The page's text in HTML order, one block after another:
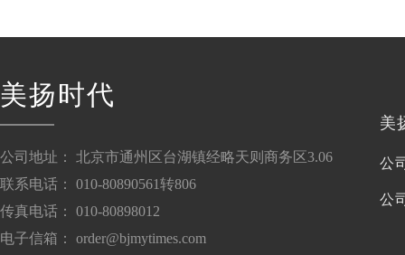
美扬时代
公司地址： 北京市通州区台湖镇经略天则商务区3.06
联系电话： 010-80890561转806
传真电话： 010-80898012
电子信箱： order@bjmytimes.com
美
公
公